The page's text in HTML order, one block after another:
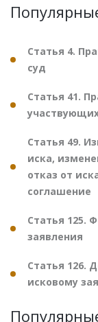
Статья 4.
суд
Статья 41.
Статья 49.
иска,
отказ от
соглашение
Статья 125.
заявления
Статья 126.
исковому